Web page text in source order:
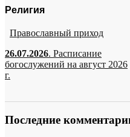
Религия
Православный приход
26.07.2026. Расписание
богослужений на август 2026
г.
Последние